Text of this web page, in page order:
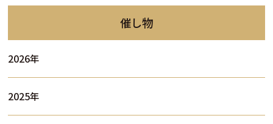
催し物
2026年
2025年